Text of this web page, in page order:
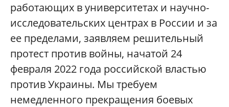
работающих в университетах и научно-
исследовательских центрах в России и за
ее пределами, заявляем решительный
протест против войны, начатой 24
февраля 2022 года российской властью
против Украины. Мы требуем
немедленного прекращения боевых